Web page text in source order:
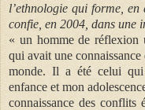
l’ethnologie qui forme,
confie, en 2004, dans une
« un homme de réflexion
qui avait une
monde. Il a été celui
enfance et mon
connaissance des conflits